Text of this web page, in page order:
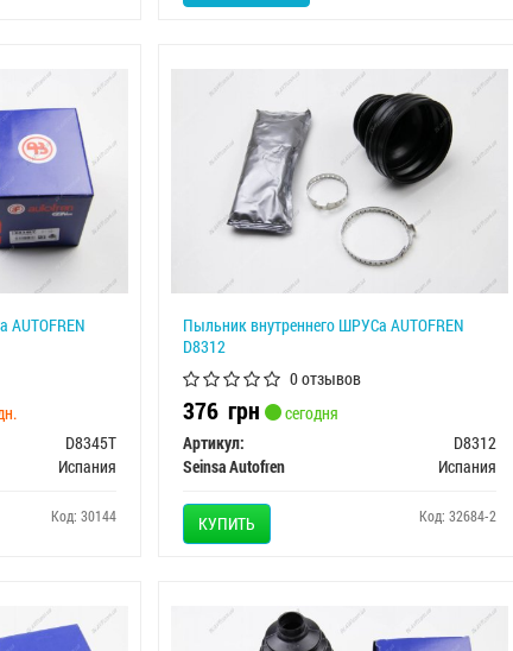
D8345T
Испания
Код: 30144
Пыльник внутреннего ШРУСа AUTOFREN
D8312
0 отзывов
376грн
сегодня
Артикул:
D8312
Seinsa Autofren
Испания
КУПИТЬ Код: 32684-2